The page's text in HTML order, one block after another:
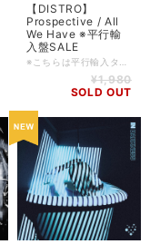
【DISTRO】
Prospective / All
We Have ※平行輸
入盤SALE
¥1,980
SOLD OUT